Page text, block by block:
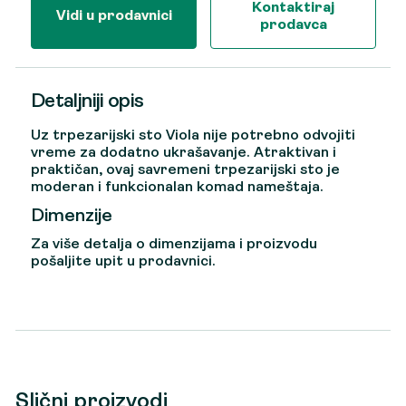
Vidi u prodavnici
Kontaktiraj
prodavca
Detaljniji opis
Uz trpezarijski sto Viola nije potrebno odvojiti
vreme za dodatno ukrašavanje. Atraktivan i
praktičan, ovaj savremeni trpezarijski sto je
moderan i funkcionalan komad nameštaja.
Dimenzije
Za više detalja o dimenzijama i proizvodu
pošaljite upit u prodavnici.